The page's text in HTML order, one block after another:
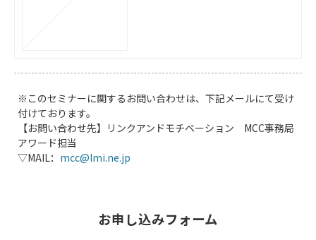
※このセミナーに関するお問い合わせは、下記メールにて受け
付けております。
【お問い合わせ先】リンクアンドモチベーション MCC事務局
アワード担当
▽MAIL： mcc@lmi.ne.jp
お申し込みフォーム